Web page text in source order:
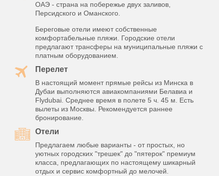
ОАЭ - страна на побережье двух заливов,
Персидского и Оманского.
Береговые отели имеют собственные
комфортабельные пляжи. Городские отели
предлагают трансферы на муниципальные пляжи с
платным оборудованием.
Перелет
В настоящий момент прямые рейсы из Минска в
Дубаи выполняются авиакомпаниями Белавиа и
Flydubai. Среднее время в полете 5 ч. 45 м. Есть
вылеты из Москвы. Рекомендуется раннее
бронирование.
Отели
Предлагаем любые варианты - от простых, но
уютных городских "трешек" до "пятерок" премиум
класса, предлагающих по настоящему шикарный
отдых и сервис комфортный до мелочей.